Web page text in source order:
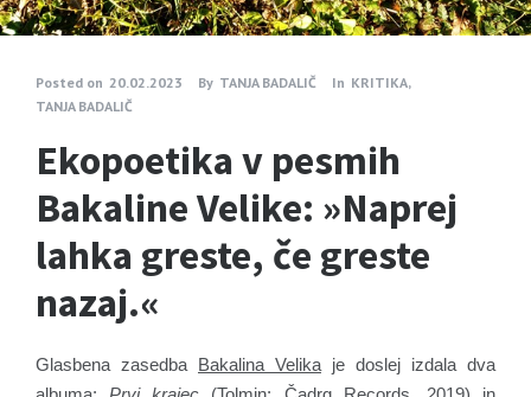
Posted on 20.02.2023 By TANJA BADALIČ In KRITIKA,
TANJA BADALIČ
Ekopoetika v pesmih
Bakaline Velike: »Naprej
lahka greste, če greste
nazaj.«
Glasbena zasedba Bakalina Velikaje doslej izdala dva